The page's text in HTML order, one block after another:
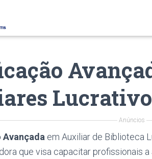
Anúncios
em Auxiliar de Biblioteca
que visa capacitar profissionais